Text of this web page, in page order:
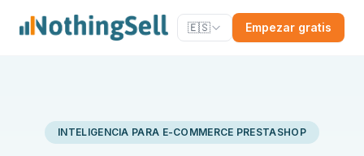
🇪🇸 Empezar gratis
INTELIGENCIA PARA E-COMMERCE PRESTASHOP